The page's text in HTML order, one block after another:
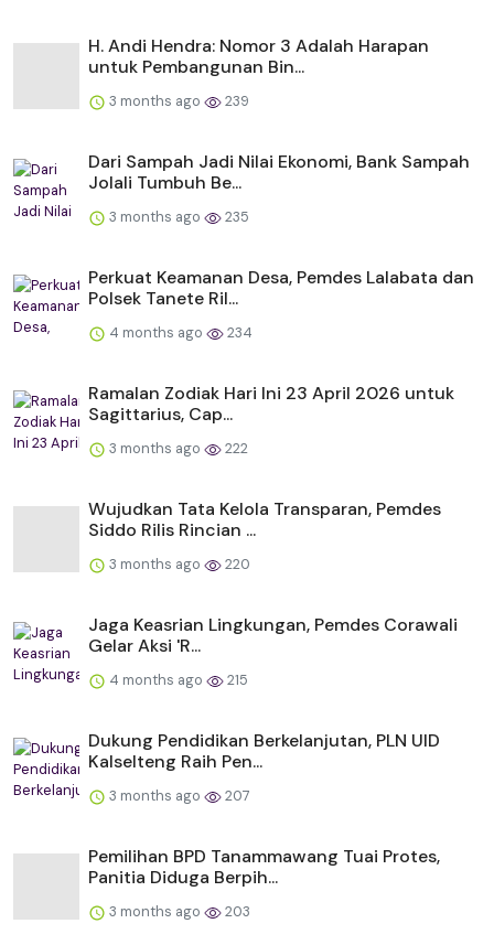
H. Andi Hendra: Nomor 3 Adalah Harapan
untuk Pembangunan Bin...
3 months ago 239
Dari Sampah Jadi Nilai Ekonomi, Bank Sampah
Jolali Tumbuh Be...
3 months ago 235
Perkuat Keamanan Desa, Pemdes Lalabata dan
Polsek Tanete Ril...
4 months ago 234
Ramalan Zodiak Hari Ini 23 April 2026 untuk
Sagittarius, Cap...
3 months ago 222
Wujudkan Tata Kelola Transparan, Pemdes
Siddo Rilis Rincian ...
3 months ago 220
Jaga Keasrian Lingkungan, Pemdes Corawali
Gelar Aksi 'R...
4 months ago 215
Dukung Pendidikan Berkelanjutan, PLN UID
Kalselteng Raih Pen...
3 months ago 207
Pemilihan BPD Tanammawang Tuai Protes,
Panitia Diduga Berpih...
3 months ago 203